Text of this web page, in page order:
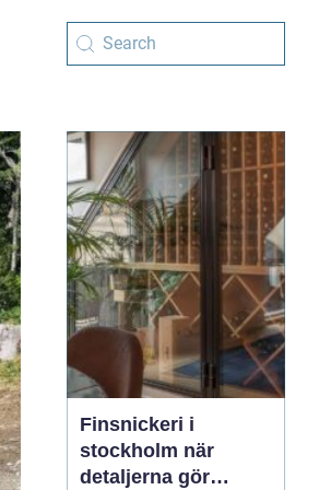
Finsnickeri i
stockholm när
detaljerna gör